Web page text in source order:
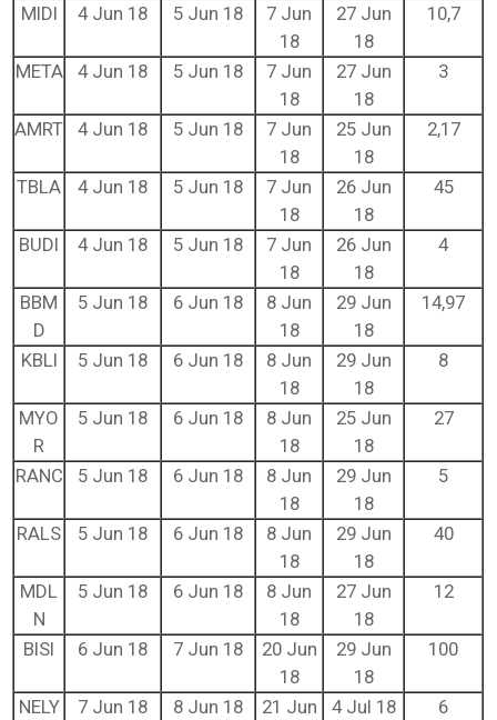
MIDI 4 Jun 18 5 Jun 18
7 Jun
18
27 Jun
18
10,7
META 4 Jun 18 5 Jun 18
7 Jun
18
27 Jun
18
3
AMRT 4 Jun 18 5 Jun 18
7 Jun
18
25 Jun
18
2,17
TBLA 4 Jun 18 5 Jun 18
7 Jun
18
26 Jun
18
45
BUDI 4 Jun 18 5 Jun 18
7 Jun
18
26 Jun
18
4
BBM
D
5 Jun 18 6 Jun 18
8 Jun
18
29 Jun
18
14,97
KBLI 5 Jun 18 6 Jun 18
8 Jun
18
29 Jun
18
8
MYO
R
5 Jun 18 6 Jun 18
8 Jun
18
25 Jun
18
27
RANC 5 Jun 18 6 Jun 18
8 Jun
18
29 Jun
18
5
RALS 5 Jun 18 6 Jun 18
8 Jun
18
29 Jun
18
40
MDL
N
5 Jun 18 6 Jun 18
8 Jun
18
27 Jun
18
12
BISI 6 Jun 18 7 Jun 18
20 Jun
18
29 Jun
18
100
NELY 7 Jun 18 8 Jun 18 21 Jun 4 Jul 18 6